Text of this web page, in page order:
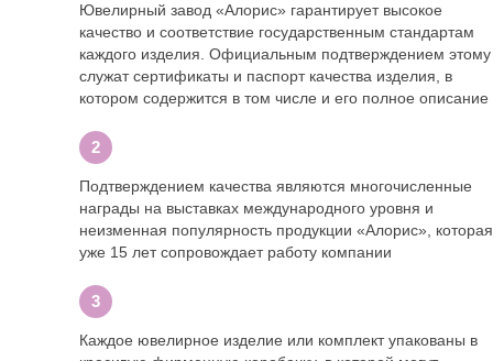
Ювелирный завод «Алорис» гарантирует высокое
качество и соответствие государственным стандартам
каждого изделия. Официальным подтверждением этому
служат сертификаты и паспорт качества изделия, в
котором содержится в том числе и его полное описание
Подтверждением качества являются многочисленные
награды на выставках международного уровня и
неизменная популярность продукции «Алорис», которая
уже 15 лет сопровождает работу компании
Каждое ювелирное изделие или комплект упакованы в